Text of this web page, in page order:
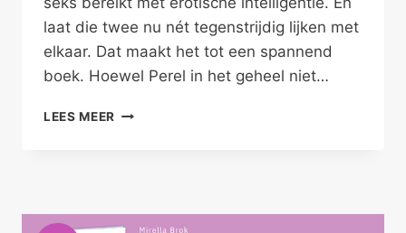
laat die twee nu nét tegenstrijdig lijken met
elkaar. Dat maakt het tot een spannend
boek. Hoewel Perel in het geheel niet…
LEES MEER EROTISCH